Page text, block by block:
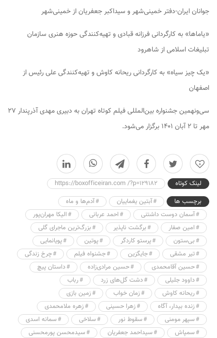
جوانان ایران-دفتر خمینی‌شهر و سیداکبر جعفریان از خمینی‌شهر
«یاماها» به کارگردانی فرزانه قبادی و تهیه‌کنندگی حوزه هنری سازمان
تبلیغات اسلامی از شاهرود
«یک چیز سیاه» به کارگردانی ریحانه کاوش و تهیه‌کنندگی علی رئیس از
اصفهان
سی‌ونهمین جشنواره بین‌المللی فیلم کوتاه تهران به دبیری مهدی آذرپندار ۲۷
مهر تا ۲ آبان
برگزار می‌شود.
0
لینک کوتاه
https://boxofficeiran.com /?p=129182
برچسب ها
آبتین یغماییان
آدم‌ها و ماه
آسمان دوست داشتنی
احمد عربانی
الیکا مهران‌پور
امین صفار
برگشت ناپذیر
بزرگ‌ترین ماجرای گلی
بی‌ستون
پرستو کاردگر پوتین
پویانمایی
تیر مشقی
جایگزین جشنواه فیلم
چرخ زندگی
حسین آقامحمدی
حسین مرادی‌زاده
داستان پیچ
داوود جلیلی
دشت گل‌های زرد
رباب
ریحانه کاوش
زمان خواب
زمین بازی
زنده بیدار، آگاه
زهرا حسینی
زهره ملامحمدی
سپهر مومنی
سقوط نور سلاخی
سمانه اسدی
سمپاش
سیداحمد جعفریان
سیدمحسن پورمحسنی